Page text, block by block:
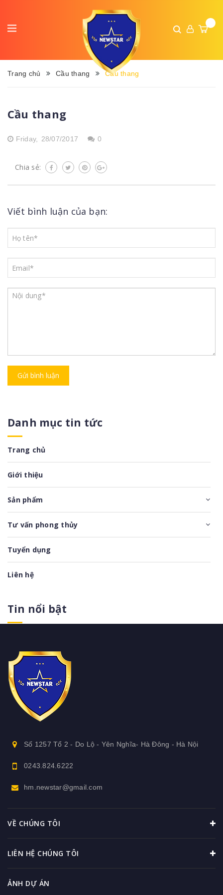
Trang chủ Cầu thang Cầu thang
Cầu thang
Friday, 28/07/2017 0
Chia sẻ:
Viết bình luận của bạn:
Gửi bình luận
Danh mục tin tức
Trang chủ
Giới thiệu
Sản phẩm
Tư vấn phong thủy
Tuyển dụng
Liên hệ
Tin nổi bật
Số 1257 Tổ 2 - Do Lộ - Yên Nghĩa- Hà Đông - Hà Nội
0243.824.6222
hm.newstar@gmail.com
VỀ CHÚNG TÔI
LIÊN HỆ CHÚNG TÔI
ẢNH DỰ ÁN